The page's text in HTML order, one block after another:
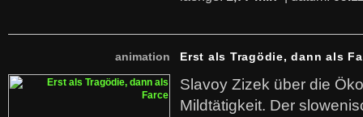
animation Erst als Tragödie, dann als
Slavoy Zizek über die
Mildtätigkeit. Der